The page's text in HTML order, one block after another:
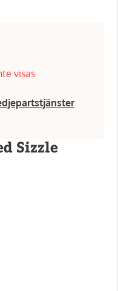
visas
Sizzle